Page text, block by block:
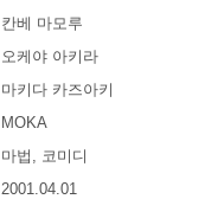
칸베 마모루
오케야 아키라
마키다 카즈아키
MOKA
마법, 코미디
2001.04.01